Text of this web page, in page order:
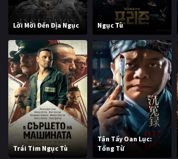
Lời Mời Đến Địa Ngục Ngục Tù
Trái Tim Ngục Tù
Tân Tẩy Oan Lục:
Tống Từ